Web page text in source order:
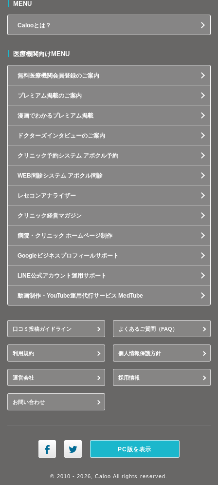
MENU
Calooとは？
医療機関向けMENU
無料医療機関会員登録のご案内
プレミアム掲載のご案内
漫画でわかるプレミアム掲載
ドクターズインタビューのご案内
クリニック予約システム アポクル予約
WEB問診システム アポクル問診
レセコンアナライザー
クリニック経営マガジン
病院・クリニック ホームページ制作
Googleビジネスプロフィールサポート
LINE公式アカウント運用サポート
動画制作・YouTube運用代行サービス MedTube
口コミ投稿ガイドライン よくあるご質問（FAQ）
利用規約 個人情報保護方針
運営会社 採用情報
お問い合わせ
PC版を表示
© 2010 - 2026, Caloo All rights reserved.